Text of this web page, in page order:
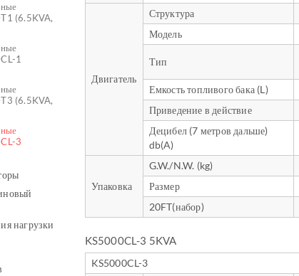
Двигатель
Структура
Модель
Тип
Емкость топливого бака (L)
Приведение в действие
Децибел (7 метров дальше)
db(A)
Упаковка
G.W./N.W. (kg)
Размер
20FT(набор)
KS5000CL-3 5KVA
KS5000CL-3
(6.5KVA,
1
(6.5KVA,
3
нагрузки